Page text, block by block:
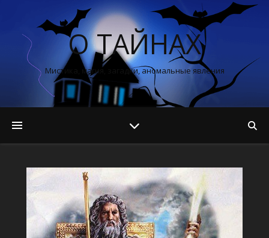
О ТАЙНАХ
Мистика, магия, загадки, аномальные явления